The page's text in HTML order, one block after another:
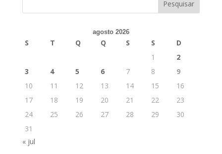
agosto 2026
S T Q Q S S
D
1
2
3
4 5 6 7 8
9
10
11 12 13 14 15
16
17
18 19 20 21 22
23
24
25 26 27 28 29
30
31
« jul